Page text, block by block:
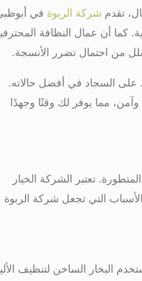
تقدم شركة الربوة في
كما أن عمال النظافة
من احتمال تضرر الأنسجة.
السجاد في أفضل حالاته.
مما يوفر لك وقتًا وجهدًا
تعتبر الشركة الخيار
التي تجعل شركة الربوة
البخار الساخن لتنظيف